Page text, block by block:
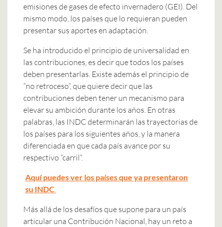
emisiones de gases de efecto invernadero (GEI). Del
mismo modo, los países que lo requieran pueden
presentar sus aportes en adaptación.
Se ha introducido el principio de universalidad en
las contribuciones, es decir que todos los países
deben presentarlas. Existe además el principio de
“no retroceso”, que quiere decir que las
contribuciones deben tener un mecanismo para
elevar su ambición durante los años. En otras
palabras, las INDC determinarán las trayectorias de
los países para los siguientes años, y la manera
diferenciada en que cada país avance por su
respectivo “carril”.
Aquí puedes ver los países que ya presentaron
su INDC
Más allá de los desafíos que supone para un país
articular una Contribución Nacional, hay un reto a